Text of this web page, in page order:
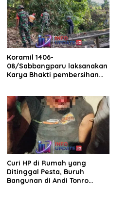
Koramil 1406-
08/Sabbangparu laksanakan
Karya Bhakti pembersihan
Curi HP di Rumah yang
Ditinggal Pesta, Buruh
Bangunan di Andi Tonro